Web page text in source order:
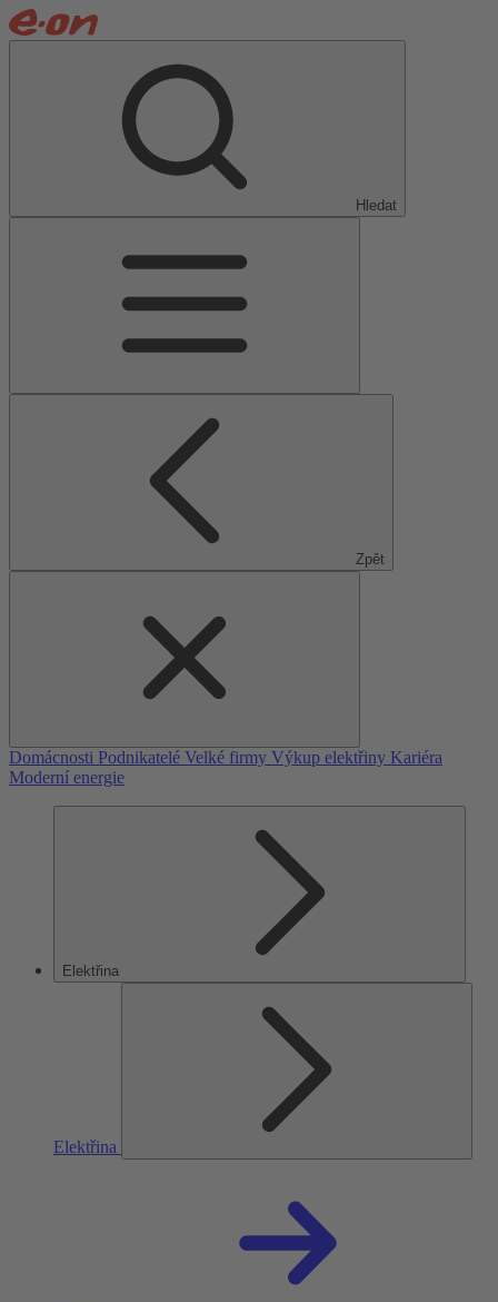
Hledat
Zpět
Domácnosti Podnikatelé Velké firmy Výkup elektřiny Kariéra
Moderní energie
Elektřina
Elektřina